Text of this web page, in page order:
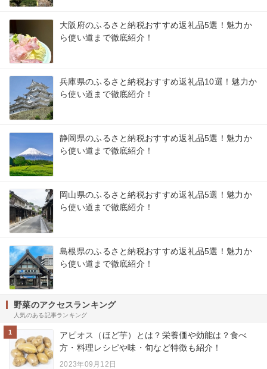
大阪府のふるさと納税おすすめ返礼品5選！魅力か
ら使い道まで徹底紹介！
兵庫県のふるさと納税おすすめ返礼品10選！魅力か
ら使い道まで徹底紹介！
静岡県のふるさと納税おすすめ返礼品5選！魅力か
ら使い道まで徹底紹介！
岡山県のふるさと納税おすすめ返礼品5選！魅力か
ら使い道まで徹底紹介！
島根県のふるさと納税おすすめ返礼品5選！魅力か
ら使い道まで徹底紹介！
野菜のアクセスランキング
人気のある記事ランキング
1
アピオス（ほど芋）とは？栄養価や効能は？食べ
方・料理レシピや味・旬など特徴も紹介！
2023年09月12日